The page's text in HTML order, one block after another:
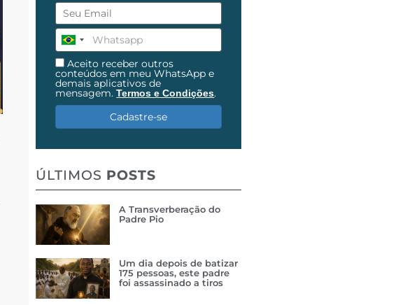
Aceito receber outros
conteúdos em meu WhatsApp e
demais aplicativos de
mensagem.Termos e Condições.
Cadastre-se
ÚLTIMOS POSTS
A Transverberação do
Padre Pio
Um dia depois de batizar
175 pessoas, este padre
foi assassinado a tiros